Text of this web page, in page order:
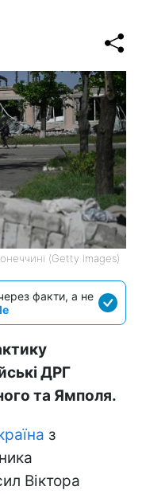
(Getty Images)
факти, а не
ДРГ
та Ямполя.
з
Віктора